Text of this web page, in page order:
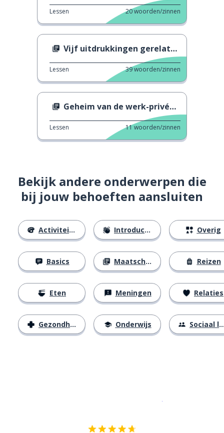
Lessen 20woorden/zinnen
Vijf uitdrukkingen gerelateerd aan eieren
Lessen 39woorden/zinnen
Geheim van de werk-privébalans
Lessen 11woorden/zinnen
Bekijk andere onderwerpen die
bij jouw behoeften aansluiten
Activiteiten
Basics
Eten
Gezondheid
Introducties
Maatschappij
Meningen
Onderwijs
Overig
Reizen
Relaties
Sociaal leven